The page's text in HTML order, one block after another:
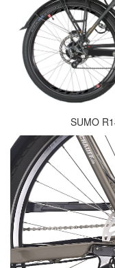
SUMO